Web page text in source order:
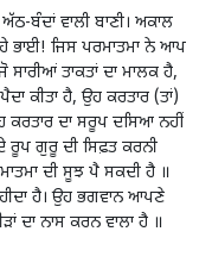
ਬੰਦਾਂ ਵਾਲੀ ਬਾਣੀ। ਅਕਾਲ
ਭਾਈ! ਜਿਸ ਪਰਮਾਤਮਾ ਨੇ ਆਪ
ਤਾਕਤਾਂ ਦਾ ਮਾਲਕ ਹੈ,
ਕੀਤਾ ਹੈ, ਉਹ ਕਰਤਾਰ (ਤਾਂ)
ਕਰਤਾਰ ਦਾ ਸਰੂਪ ਦਸਿਆ ਨਹੀਂ
ਰੂਪ ਗੁਰੂ ਦੀ ਸਿਫ਼ਤ ਕਰਨੀ
ਦੀ ਸੂਝ ਪੈ ਸਕਦੀ ਹੈ ॥
ਹੈ। ਉਹ ਭਗਵਾਨ ਆਪਣੇ
ਦਾ ਨਾਸ ਕਰਨ ਵਾਲਾ ਹੈ ॥